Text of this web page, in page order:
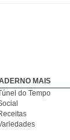
MAIS
do Tempo